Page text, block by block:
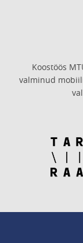
Koostöös
valminud